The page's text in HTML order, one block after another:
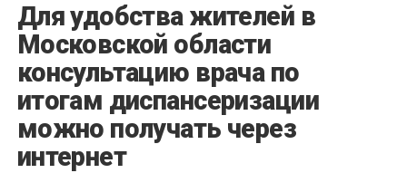
Для удобства жителей в
Московской области
консультацию врача по
итогам диспансеризации
можно получать через
интернет